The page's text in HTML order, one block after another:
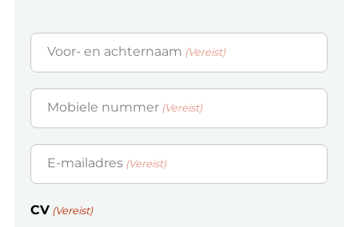
Voor- en achternaam (Vereist)
Mobiele nummer (Vereist)
E-mailadres (Vereist)
CV (Vereist)